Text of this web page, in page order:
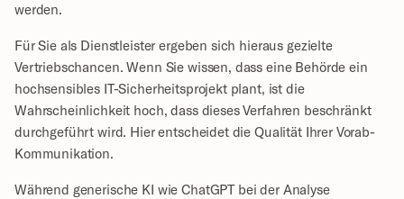
werden.
Für Sie als Dienstleister ergeben sich hieraus gezielte
Vertriebschancen. Wenn Sie wissen, dass eine Behörde ein
hochsensibles IT-Sicherheitsprojekt plant, ist die
Wahrscheinlichkeit hoch, dass dieses Verfahren beschränkt
durchgeführt wird. Hier entscheidet die Qualität Ihrer Vorab-
Kommunikation.
Während generische KI wie ChatGPT bei der Analyse